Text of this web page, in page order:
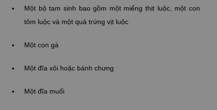
Một bộ tam sinh bao gồm một miếng thịt luộc, một con
tôm luộc và một quả trứng vịt luộc
Một con gà
Một đĩa xôi hoặc bánh chưng
Một đĩa muối